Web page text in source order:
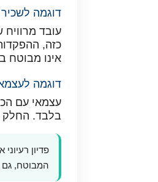
דוגמה
כזה,
אינו מבוטח
דוגמה
בלבד. החלק
פדיון
המבוטח, גם